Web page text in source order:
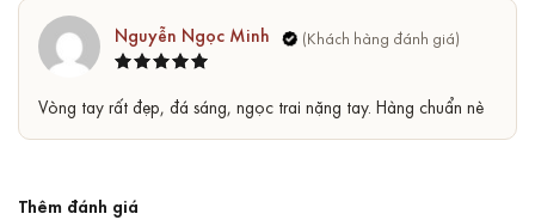
hạng
55
Nguyễn Ngọc Minh
Vòng tay rất đẹp, đá sáng, ngọc trai nặng tay. Hàng chuẩn nè
Thêm đánh giá